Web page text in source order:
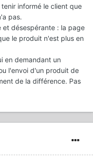
informé le client que
pas.
et désespérante : la page
le produit n'est plus en
en demandant un
l'envoi d'un produit de
de la différence. Pas